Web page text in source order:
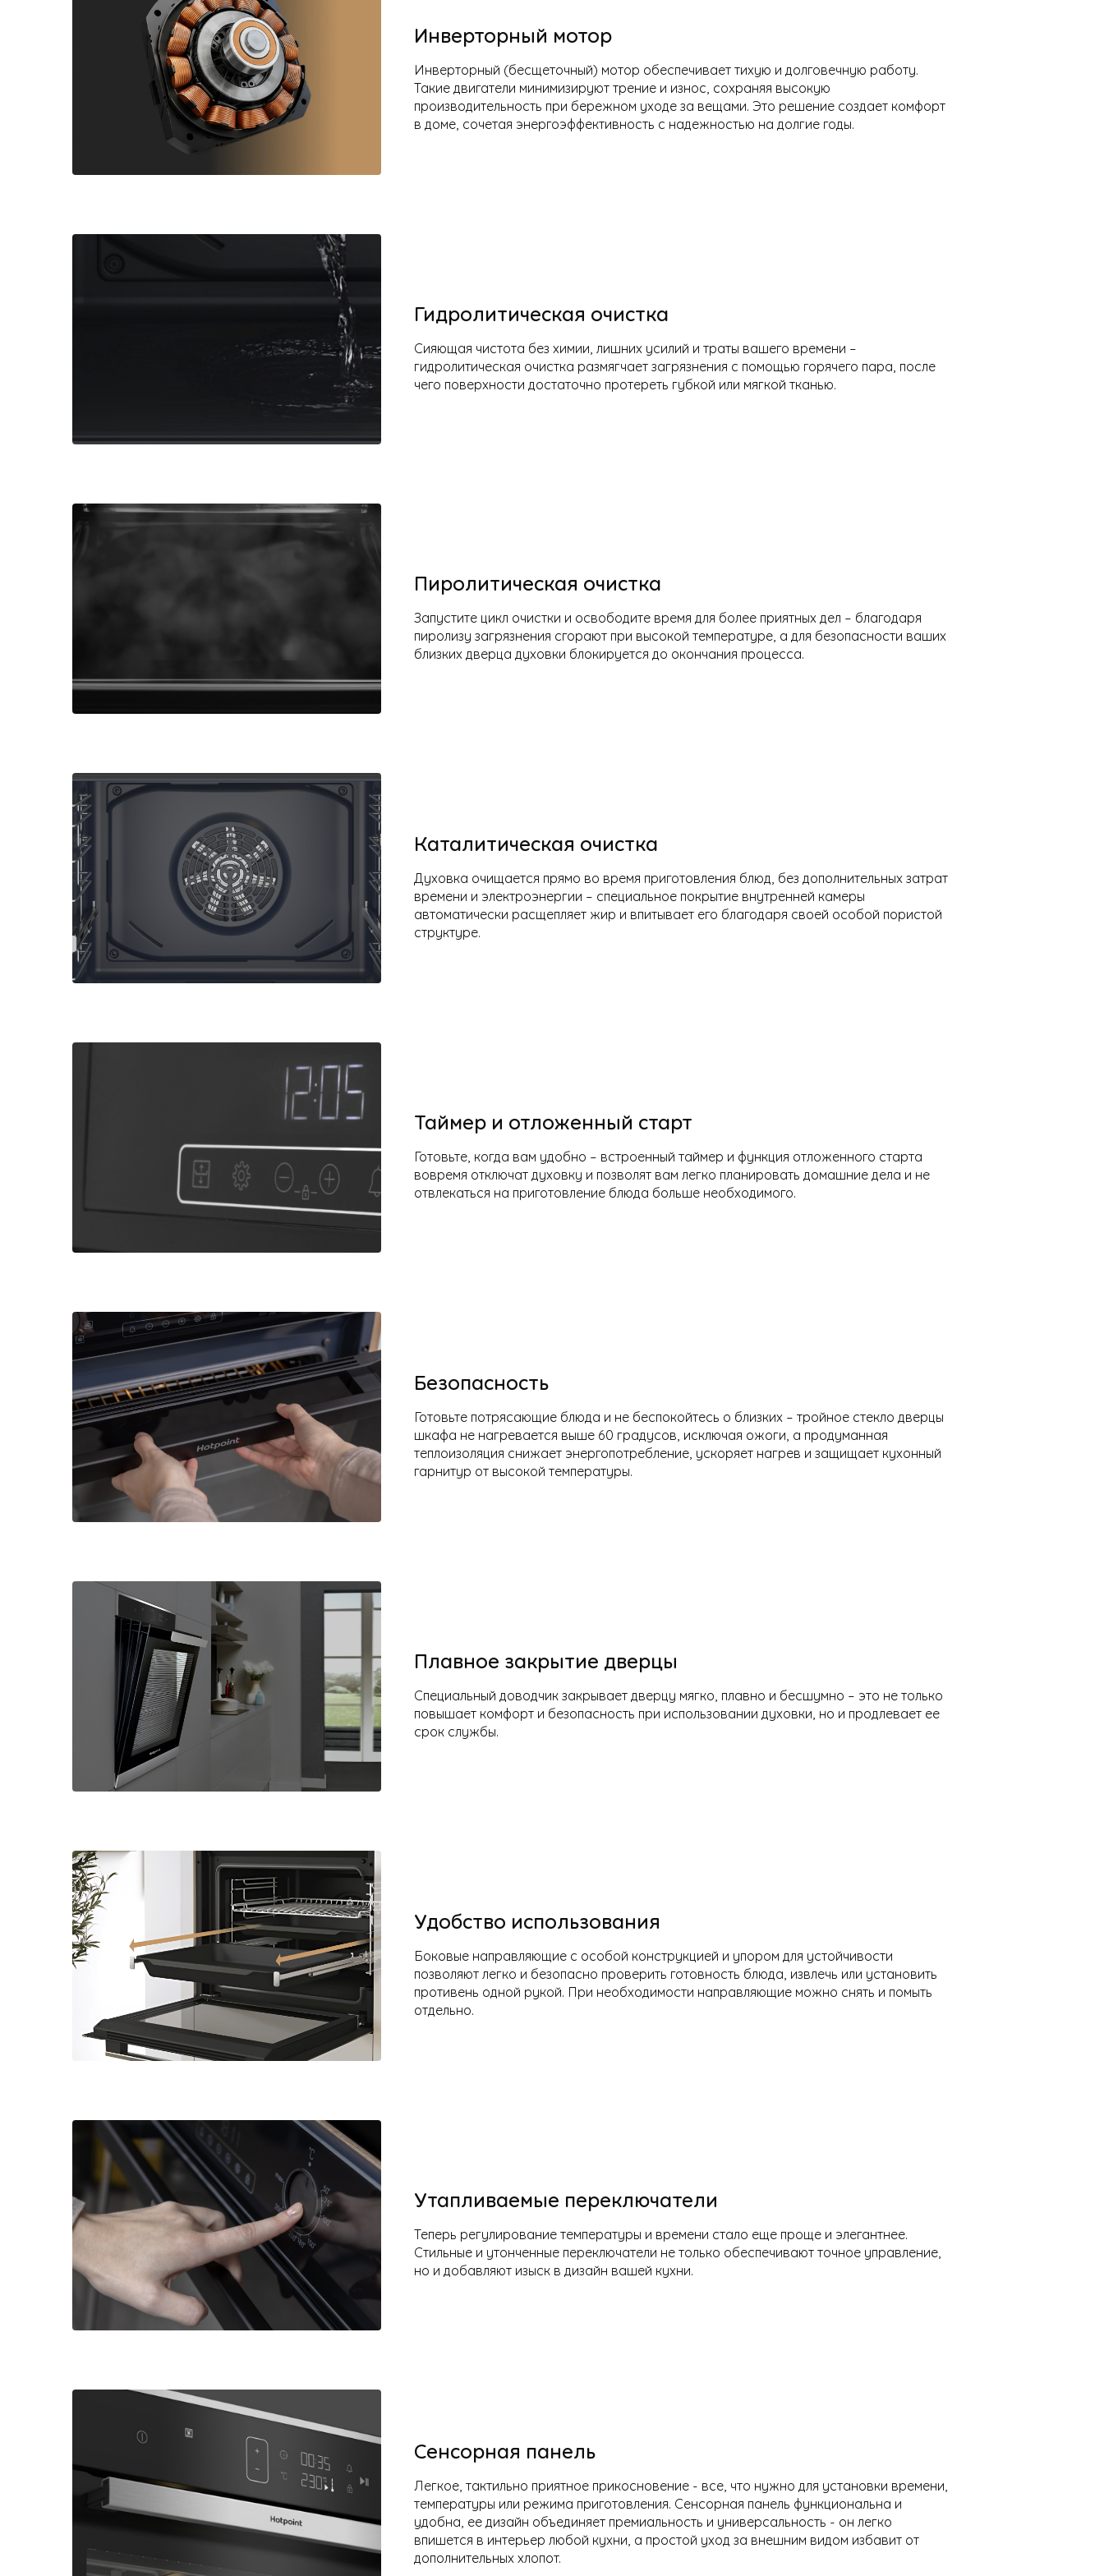
Инверторный мотор
Инверторный (бесщеточный) мотор обеспечивает тихую и долговечную работу.
Такие двигатели минимизируют трение и износ, сохраняя высокую
производительность при бережном уходе за вещами. Это решение создает комфорт
в доме, сочетая энергоэффективность с надежностью на долгие годы.
Гидролитическая очистка
Сияющая чистота без химии, лишних усилий и траты вашего времени –
гидролитическая очистка размягчает загрязнения с помощью горячего пара, после
чего поверхности достаточно протереть губкой или мягкой тканью.
Пиролитическая очистка
Запустите цикл очистки и освободите время для более приятных дел – благодаря
пиролизу загрязнения сгорают при высокой температуре, а для безопасности ваших
близких дверца духовки блокируется до окончания процесса.
Каталитическая очистка
Духовка очищается прямо во время приготовления блюд, без дополнительных затрат
времени и электроэнергии – специальное покрытие внутренней камеры
автоматически расщепляет жир и впитывает его благодаря своей особой пористой
структуре.
Таймер и отложенный старт
Готовьте, когда вам удобно – встроенный таймер и функция отложенного старта
вовремя отключат духовку и позволят вам легко планировать домашние дела и не
отвлекаться на приготовление блюда больше необходимого.
Безопасность
Готовьте потрясающие блюда и не беспокойтесь о близких – тройное стекло дверцы
шкафа не нагревается выше 60 градусов, исключая ожоги, а продуманная
теплоизоляция снижает энергопотребление, ускоряет нагрев и защищает кухонный
гарнитур от высокой температуры.
Плавное закрытие дверцы
Специальный доводчик закрывает дверцу мягко, плавно и бесшумно – это не только
повышает комфорт и безопасность при использовании духовки, но и продлевает ее
срок службы.
Удобство использования
Боковые направляющие с особой конструкцией и упором для устойчивости
позволяют легко и безопасно проверить готовность блюда, извлечь или установить
противень одной рукой. При необходимости направляющие можно снять и помыть
отдельно.
Утапливаемые переключатели
Теперь регулирование температуры и времени стало еще проще и элегантнее.
Стильные и утонченные переключатели не только обеспечивают точное управление,
но и добавляют изыск в дизайн вашей кухни.
Сенсорная панель
Легкое, тактильно приятное прикосновение - все, что нужно для установки времени,
температуры или режима приготовления. Сенсорная панель функциональна и
удобна, ее дизайн объединяет премиальность и универсальность - он легко
впишется в интерьер любой кухни, а простой уход за внешним видом избавит от
дополнительных хлопот.